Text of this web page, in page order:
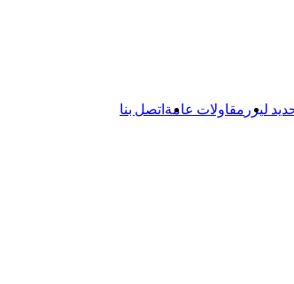
ليزر مقاولات عامةاتصل بنا